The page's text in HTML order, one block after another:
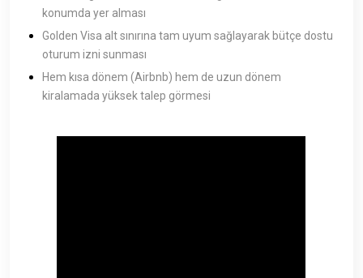
konumda yer alması
Golden Visa alt sınırına tam uyum sağlayarak bütçe dostu
oturum izni sunması
Hem kısa dönem (Airbnb) hem de uzun dönem
kiralamada yüksek talep görmesi